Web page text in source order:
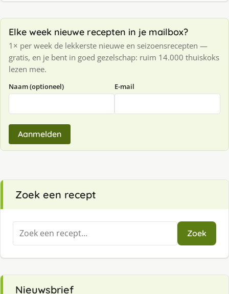
Elke week nieuwe recepten in je mailbox?
1× per week de lekkerste nieuwe en seizoensrecepten —
gratis, en je bent in goed gezelschap: ruim 14.000 thuiskoks
lezen mee.
Naam (optioneel) E-mail
Aanmelden
Zoek een recept
Zoeken
naar:
Zoek
Nieuwsbrief